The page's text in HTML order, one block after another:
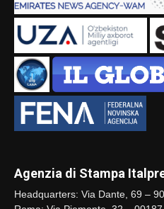
Agenzia di Stampa
Headquarters: Via Dante, 69 –